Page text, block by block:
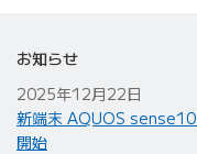
お知らせ
2025年12月22日
新端末 AQUOS
開始